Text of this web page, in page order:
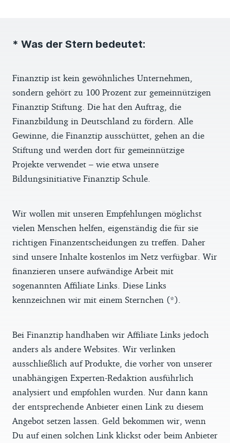
* Was der Stern bedeutet:
Finanztip ist kein gewöhnliches Unternehmen,
sondern gehört zu 100 Prozent zur gemeinnützigen
Finanztip Stiftung. Die hat den Auftrag, die
Finanzbildung in Deutschland zu fördern. Alle
Gewinne, die Finanztip ausschüttet, gehen an die
Stiftung und werden dort für gemeinnützige
Projekte verwendet – wie etwa unsere
Bildungsinitiative Finanztip Schule.
Wir wollen mit unseren Empfehlungen möglichst
vielen Menschen helfen, eigenständig die für sie
richtigen Finanzentscheidungen zu treffen. Daher
sind unsere Inhalte kostenlos im Netz verfügbar. Wir
finanzieren unsere aufwändige Arbeit mit
sogenannten Affiliate Links. Diese Links
kennzeichnen wir mit einem Sternchen (*).
Bei Finanztip handhaben wir Affiliate Links jedoch
anders als andere Websites. Wir verlinken
ausschließlich auf Produkte, die vorher von unserer
unabhängigen Experten-Redaktion ausführlich
analysiert und empfohlen wurden. Nur dann kann
der entsprechende Anbieter einen Link zu diesem
Angebot setzen lassen. Geld bekommen wir, wenn
Du auf einen solchen Link klickst oder beim Anbieter